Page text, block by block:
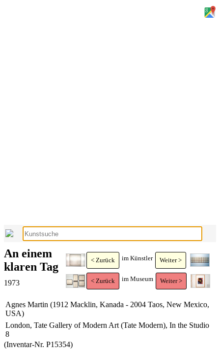
< Zurück im Künstler Weiter >
< Zurück im Museum Weiter >
An einem
klaren Tag
1973
Agnes Martin (1912 Macklin, Kanada - 2004 Taos, New Mexico,
USA)
London, Tate Gallery of Modern Art (Tate Modern), In the Studio
8
(Inventar-Nr. P15354)